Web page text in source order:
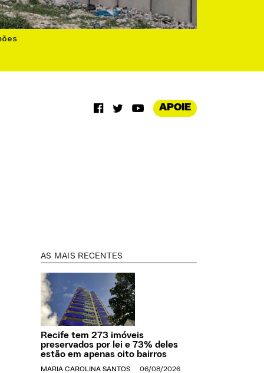
APOIE
AS MAIS RECENTES
Recife tem 273 imóveis
preservados por lei e 73% deles
estão em apenas oito bairros
MARIA CAROLINA SANTOS 06/08/2026